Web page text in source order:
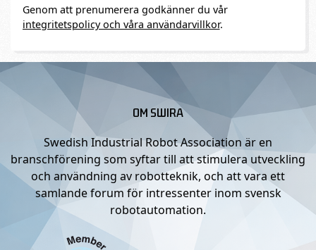
Genom att prenumerera godkänner du vår
integritetspolicy och våra användarvillkor.
OM SWIRA
Swedish Industrial Robot Association är en
branschförening som syftar till att stimulera utveckling
och användning av robotteknik, och att vara ett
samlande forum för intressenter inom svensk
robotautomation.